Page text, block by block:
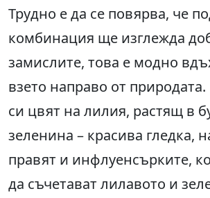
Трудно е да се повярва, че
комбинация ще изглежда
замислите, това е модно
взето направо от
си цвят на лилия, растящ в
зеленина – красива гледка,
правят и инфлуенсърките,
да съчетават лилавото и